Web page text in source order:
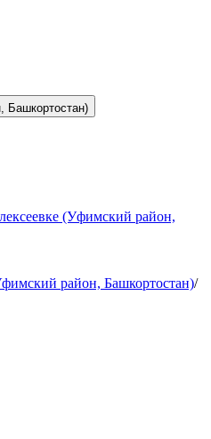
Башкортостан)
(Уфимский район,
район, Башкортостан)/